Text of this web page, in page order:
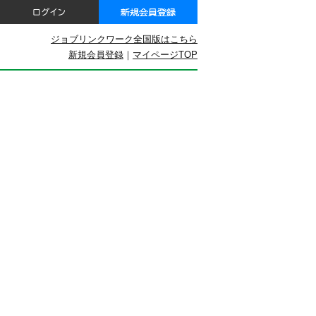
ジョブリンクワーク全国版はこちら
マイページTOP
新規会員登録 ｜